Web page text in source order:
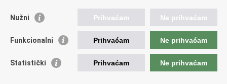
Agencija za regulaciju tržišta željezničkih usluga
Agencija za sigurnost željezničkog prometa
Međunarodna zračna luka Zagreb - Franjo Tuđman
Hrvatska agencija za civilno zrakoplovstvo
Nužni Prihvaćam Ne prihvaćam
Funkcionalni Prihvaćam Ne prihvaćam
Statistički Prihvaćam Ne prihvaćam